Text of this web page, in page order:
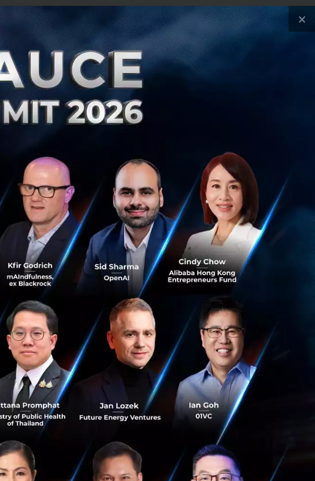
ลอดภัยไซเบอร์ ระบบการ
ากาศ อุตสาหกรรมขั้นสูงและ
รรับมือกับความท้าทายของ AI
Governance Alliance)
ปลง AI สำหรับอุตสาหกรรม
รจน์ พูนผล กล่าวผ่าน
าของ ผู้ก่อตั้ง และผู้บริหาร
Councils Members จะต้อง
ม 500,000 ดอลลาร์สหรัฐ
บการและผู้นำธุรกิจที่
การเปิดประตูสู่โอกาสทาง
ริษัทเทคโนโลยีในเครือ
ยและเอเชียตะวันออกเฉียง
ทย รายงานตรงต่อประธาน
นเทคโนโลยีมากกว่า 2,500
าณต่อปีกว่า 300 ล้านดอลลาร์
ริหารกองทุนลงทุนด้าน
×